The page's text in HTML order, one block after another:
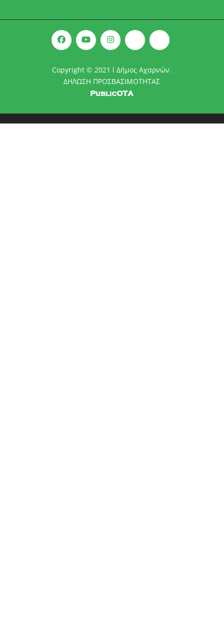
Copyright © 2021 l Δήμος Αχαρνών.
ΔΗΛΩΣΗ ΠΡΟΣΒΑΣΙΜΟΤΗΤΑΣ